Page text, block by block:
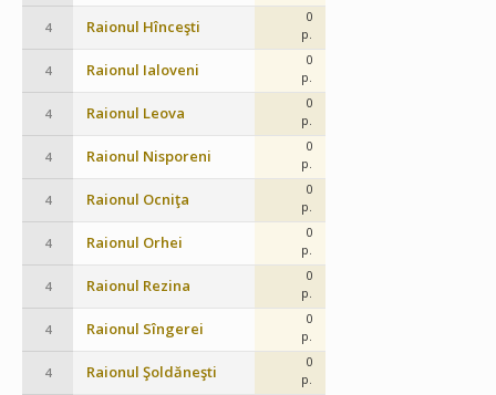
4 Raionul Hînceşti
0
p.
4 Raionul Ialoveni
0
p.
4 Raionul Leova
0
p.
4 Raionul Nisporeni
0
p.
4 Raionul Ocniţa
0
p.
4 Raionul Orhei
0
p.
4 Raionul Rezina
0
p.
4 Raionul Sîngerei
0
p.
4 Raionul Şoldăneşti
0
p.